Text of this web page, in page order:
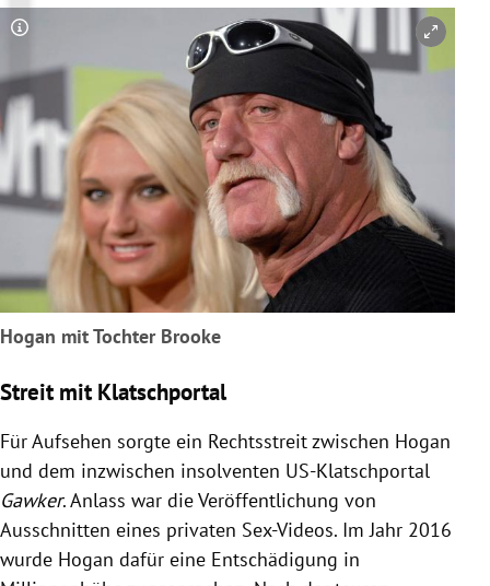
Copyright-Hinweis öffnen/schließen
Hogan mit Tochter Brooke
Streit mit Klatschportal
Für Aufsehen sorgte ein Rechtsstreit zwischen Hogan
und dem inzwischen insolventen US-Klatschportal
Gawker. Anlass war die Veröffentlichung von
Ausschnitten eines privaten Sex-Videos. Im Jahr 2016
wurde Hogan dafür eine Entschädigung in